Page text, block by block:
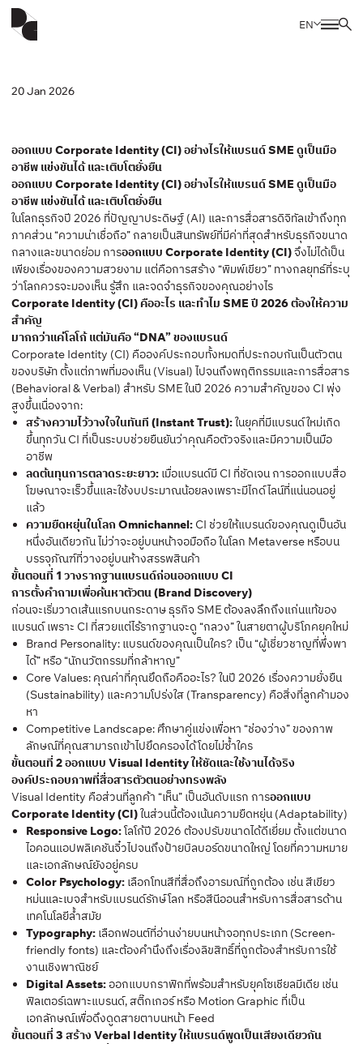
EN
20 Jan 2026
ออกแบบ Corporate Identity (CI) อย่างไรให้แบรนด์ SME ดูเป็นมือ
อาชีพ แข่งขันได้ และเติบโตยั่งยืน
ออกแบบ Corporate Identity (CI) อย่างไรให้แบรนด์ SME ดูเป็นมือ
อาชีพ แข่งขันได้ และเติบโตยั่งยืน
ในโลกธุรกิจปี 2026 ที่ปัญญาประดิษฐ์ (AI) และการสื่อสารดิจิทัลเข้าถึงทุก
ภาคส่วน “ความน่าเชื่อถือ” กลายเป็นสินทรัพย์ที่มีค่าที่สุดสำหรับธุรกิจขนาด
กลางและขนาดย่อม การออกแบบ Corporate Identity (CI)จึงไม่ได้เป็น
เพียงเรื่องของความสวยงาม แต่คือการสร้าง “พิมพ์เขียว” ทางกลยุทธ์ที่ระบุ
ว่าโลกควรจะมองเห็น รู้สึก และจดจำธุรกิจของคุณอย่างไร
Corporate Identity (CI) คืออะไร และทำไม SME ปี 2026 ต้องให้ความ
สำคัญ
มากกว่าแค่โลโก้ แต่มันคือ “DNA” ของแบรนด์
Corporate Identity (CI) คือองค์ประกอบทั้งหมดที่ประกอบกันเป็นตัวตน
ของบริษัท ตั้งแต่ภาพที่มองเห็น (Visual) ไปจนถึงพฤติกรรมและการสื่อสาร
(Behavioral & Verbal) สำหรับ SME ในปี 2026 ความสำคัญของ CI พุ่ง
สูงขึ้นเนื่องจาก:
สร้างความไว้วางใจในทันที (Instant Trust):ในยุคที่มีแบรนด์ใหม่เกิด
ขึ้นทุกวัน CI ที่เป็นระบบช่วยยืนยันว่าคุณคือตัวจริงและมีความเป็นมือ
อาชีพ
ลดต้นทุนการตลาดระยะยาว:เมื่อแบรนด์มี CI ที่ชัดเจน การออกแบบสื่อ
โฆษณาจะเร็วขึ้นและใช้งบประมาณน้อยลงเพราะมีไกด์ไลน์ที่แน่นอนอยู่
แล้ว
ความยืดหยุ่นในโลก Omnichannel:CI ช่วยให้แบรนด์ของคุณดูเป็นอัน
หนึ่งอันเดียวกัน ไม่ว่าจะอยู่บนหน้าจอมือถือ ในโลก Metaverse หรือบน
บรรจุภัณฑ์ที่วางอยู่บนห้างสรรพสินค้า
ขั้นตอนที่ 1 วางรากฐานแบรนด์ก่อนออกแบบ CI
การตั้งคำถามเพื่อค้นหาตัวตน (Brand Discovery)
ก่อนจะเริ่มวาดเส้นแรกบนกระดาษ ธุรกิจ SME ต้องลงลึกถึงแก่นแท้ของ
แบรนด์ เพราะ CI ที่สวยแต่ไร้รากฐานจะดู “กลวง” ในสายตาผู้บริโภคยุคใหม่
Brand Personality: แบรนด์ของคุณเป็นใคร? เป็น “ผู้เชี่ยวชาญที่พึ่งพา
ได้” หรือ “นักนวัตกรรมที่กล้าหาญ”
Core Values: คุณค่าที่คุณยึดถือคืออะไร? ในปี 2026 เรื่องความยั่งยืน
(Sustainability) และความโปร่งใส (Transparency) คือสิ่งที่ลูกค้ามอง
หา
Competitive Landscape: ศึกษาคู่แข่งเพื่อหา “ช่องว่าง” ของภาพ
ลักษณ์ที่คุณสามารถเข้าไปยึดครองได้โดยไม่ซ้ำใคร
ขั้นตอนที่ 2 ออกแบบ Visual Identity ให้ชัดและใช้งานได้จริง
องค์ประกอบภาพที่สื่อสารตัวตนอย่างทรงพลัง
Visual Identity คือส่วนที่ลูกค้า “เห็น” เป็นอันดับแรก การออกแบบ
Corporate Identity (CI)ในส่วนนี้ต้องเน้นความยืดหยุ่น (Adaptability)
Responsive Logo:โลโก้ปี 2026 ต้องปรับขนาดได้ดีเยี่ยม ตั้งแต่ขนาด
ไอคอนแอปพลิเคชันจิ๋วไปจนถึงป้ายบิลบอร์ดขนาดใหญ่ โดยที่ความหมาย
และเอกลักษณ์ยังอยู่ครบ
Color Psychology:เลือกโทนสีที่สื่อถึงอารมณ์ที่ถูกต้อง เช่น สีเขียว
หม่นและเบจสำหรับแบรนด์รักษ์โลก หรือสีนีออนสำหรับการสื่อสารด้าน
เทคโนโลยีล้ำสมัย
Typography:เลือกฟอนต์ที่อ่านง่ายบนหน้าจอทุกประเภท (Screen-
friendly fonts) และต้องคำนึงถึงเรื่องลิขสิทธิ์ที่ถูกต้องสำหรับการใช้
งานเชิงพาณิชย์
Digital Assets:ออกแบบกราฟิกที่พร้อมสำหรับยุคโซเชียลมีเดีย เช่น
ฟิลเตอร์เฉพาะแบรนด์, สติ๊กเกอร์ หรือ Motion Graphic ที่เป็น
เอกลักษณ์เพื่อดึงดูดสายตาบนหน้า Feed
ขั้นตอนที่ 3 สร้าง Verbal Identity ให้แบรนด์พูดเป็นเสียงเดียวกัน